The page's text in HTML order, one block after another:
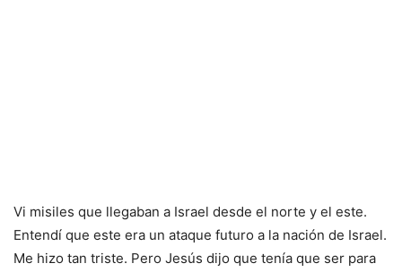
Vi misiles que llegaban a Israel desde el norte y el este.
Entendí que este era un ataque futuro a la nación de Israel.
Me hizo tan triste. Pero Jesús dijo que tenía que ser para